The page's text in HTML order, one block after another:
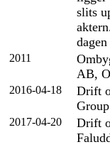
slits
2011
AB,
2016-04-18
Drift
2017-04-20
Drift